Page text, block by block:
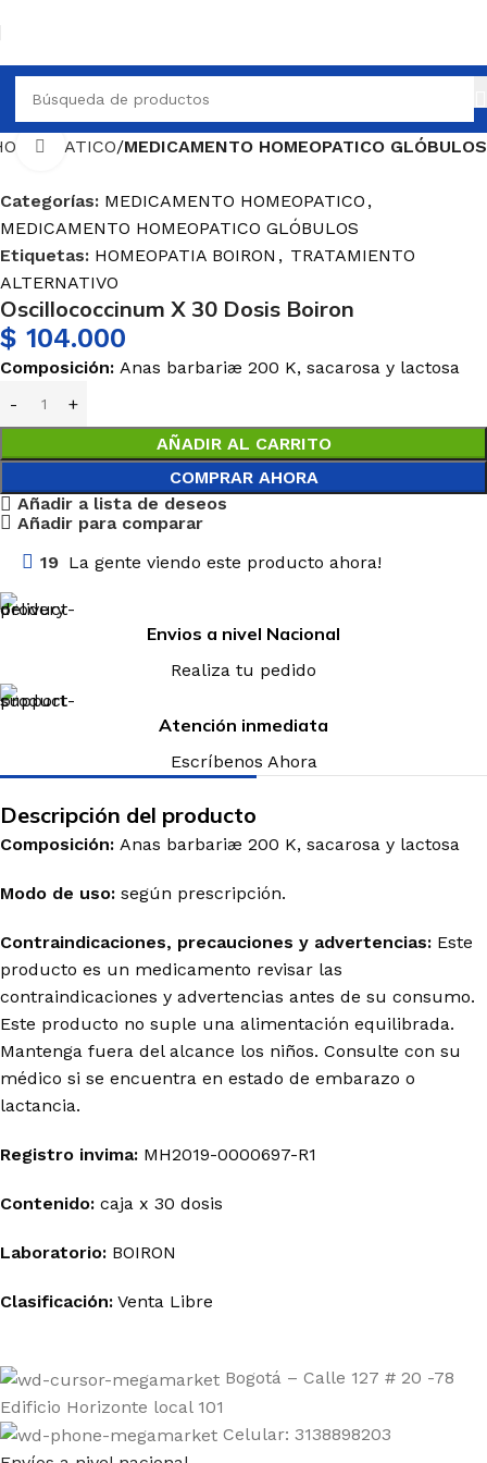
MEDICAMENTO HOMEOPATICO GLÓBULOS
Haga Click para agrandar
Categorías: MEDICAMENTO HOMEOPATICO ,
MEDICAMENTO HOMEOPATICO GLÓBULOS
Etiquetas: HOMEOPATIA BOIRON , TRATAMIENTO
ALTERNATIVO
Oscillococcinum X 30 Dosis Boiron
$ 104.000
Composición: Anas barbariæ 200 K, sacarosa y lactosa
AÑADIR AL CARRITO
COMPRAR AHORA
Añadir a lista de deseos
Añadir para comparar
19 La gente viendo este producto ahora!
Envios a nivel Nacional
Realiza tu pedido
Atención inmediata
Escríbenos Ahora
Descripción del producto
Composición: Anas barbariæ 200 K, sacarosa y lactosa
Modo de uso: según prescripción.
Contraindicaciones, precauciones y advertencias: Este
producto es un medicamento revisar las
contraindicaciones y advertencias antes de su consumo.
Este producto no suple una alimentación equilibrada.
Mantenga fuera del alcance los niños. Consulte con su
médico si se encuentra en estado de embarazo o
lactancia.
Registro invima: MH2019-0000697-R1
Contenido: caja x 30 dosis
Laboratorio: BOIRON
Clasificación: Venta Libre
Bogotá – Calle 127 # 20 -78
Edificio Horizonte local 101
Celular: 3138898203